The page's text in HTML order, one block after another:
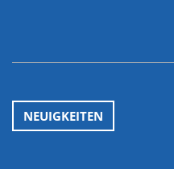
NEUIGKEITEN